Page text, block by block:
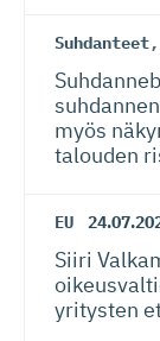
Suhdanteet,
myös
talouden
EU
Siiri
yritysten